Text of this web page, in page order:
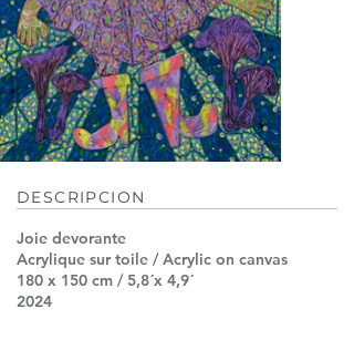
DESCRIPCION
Joie devorante
Acrylique sur toile / Acrylic on canvas
180 x 150 cm / 5,8´x 4,9´
2024